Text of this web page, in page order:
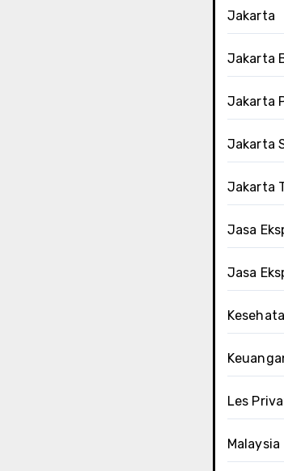
Jakarta
Jakarta
Jakarta
Jakarta
Jakarta
Jasa
Jasa
Les
Malaysia